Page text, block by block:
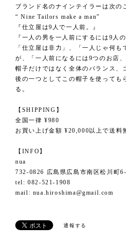
ブランド名のナインテイラーは次の
“ Nine Tailors make a man”
『仕立屋は9人で一人前。』
『一人の男を一人前にするには9人
「仕立屋は非力」、「一人じゃ何
が、「一人前になるには9つのお店
帽子だけではなく全体のバランス
後の一つとしてこの帽子を使っても
る。
【SHIPPING】
全国一律 ¥980
お買い上げ金額 ¥20,000以上で送料
【INFO】
nua
732-0826 広島県広島市南区松川町
tel: 082-521-1908
mail: nua.hiroshima@gmail.com
通報する